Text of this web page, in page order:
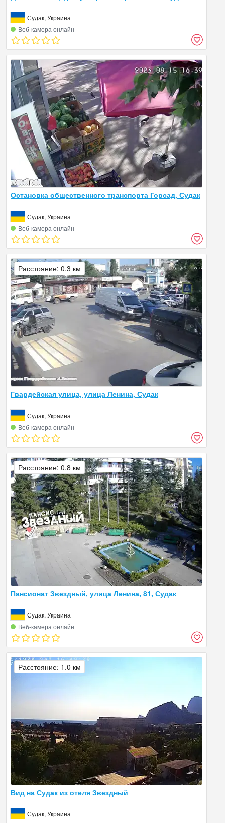
Судак, Украина
Веб‑камера онлайн
Остановка общественного транспорта Горсад, Судак
Судак, Украина
Веб‑камера онлайн
Гвардейская улица, улица Ленина, Судак
Судак, Украина
Веб‑камера онлайн
Расстояние: 0.3 км
Пансионат Звездный, улица Ленина, 81, Судак
Судак, Украина
Веб‑камера онлайн
Расстояние: 0.8 км
Вид на Судак из отеля Звездный
Судак, Украина
Расстояние: 1.0 км